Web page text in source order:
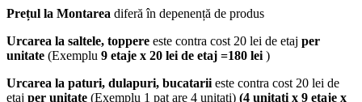
Prețul la Montarea diferă în depenență de produs
Urcarea la saltele, toppere este contra cost 20 lei de etaj per
unitate (Exemplu 9 etaje x 20 lei de etaj =180 lei )
Urcarea la paturi, dulapuri, bucatarii este contra cost 20 lei de
etaj per unitate (Exemplu 1 pat are 4 unitati) (4 unitati x 9 etaje x